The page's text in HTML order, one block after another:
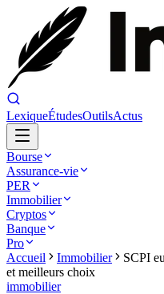
LexiqueÉtudesOutilsActus
Bourse
Assurance-vie
PER
Immobilier
Cryptos
Banque
Pro
Accueil
Immobilier
SCPI
et meilleurs choix
immobilier